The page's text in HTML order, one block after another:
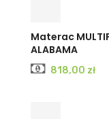
Materac
ALABAMA
Cena
818,00 zł